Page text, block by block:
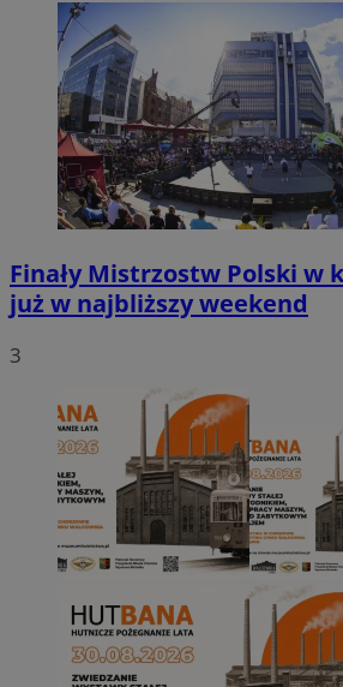
Finały Mistrzostw Polski w
już w najbliższy weekend
3